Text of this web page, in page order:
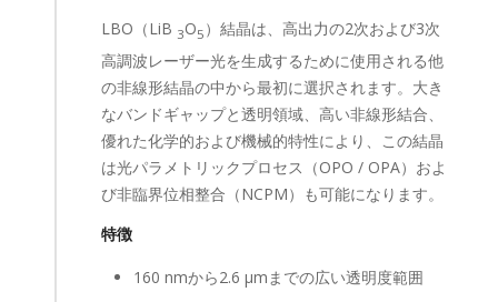
LBO（LiB 3O5 ）結晶は、高出力の2次および3次
高調波レーザー光を生成するために使用される他
の非線形結晶の中から最初に選択されます。大き
なバンドギャップと透明領域、高い非線形結合、
優れた化学的および機械的特性により、この結晶
は光パラメトリックプロセス（OPO / OPA）およ
び非臨界位相整合（NCPM）も可能になります。
特徴
160 nmから2.6 µmまでの広い透明度範囲